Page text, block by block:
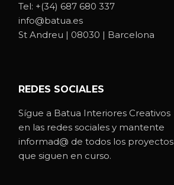
Tel: +(34) 687 680 337
info@batua.es
St Andreu | 08030 | Barcelona
REDES SOCIALES
Sígue a Batua Interiores Creativos
en las redes sociales y mantente
informad@ de todos los proyectos
que siguen en curso.